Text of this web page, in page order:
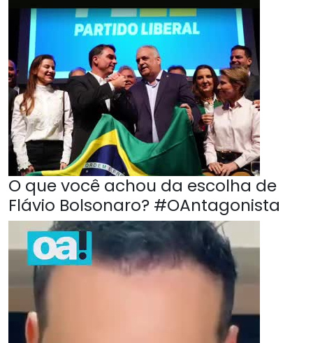
O que você achou da escolha de
Flávio Bolsonaro? #OAntagonista